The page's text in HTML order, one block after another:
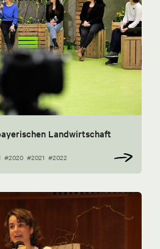
Landwirtschaft
#2020 #2021 #2022